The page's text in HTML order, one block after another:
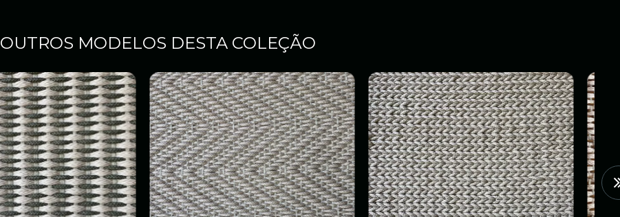
OUTROS MODELOS DESTA COLEÇÃO